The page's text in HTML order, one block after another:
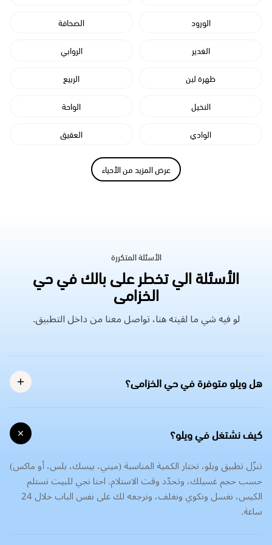
الورود
الصحافة
الغدير
الروابي
ظهرة لبن
الربيع
النخيل
الواحة
الوادي
العقيق
عرض المزيد من الأحياء
الأسئلة المتكررة
الأسئلة الي تخطر على بالك في حي
الخزامى
لو فيه شي ما لقيته هنا، تواصل معنا من داخل التطبيق.
هل ويلو متوفرة في حي الخزامى؟
كيف نشتغل في ويلو؟
تنزّل تطبيق ويلو، تختار الكمية المناسبة (ميني، بيسك، بلس، أو ماكس)
حسب حجم غسيلك، وتحدّد وقت الاستلام. احنا نجي للبيت نستلم
الكيس، نغسل ونكوي ونغلف، ونرجعه لك على نفس الباب خلال 24
ساعة.